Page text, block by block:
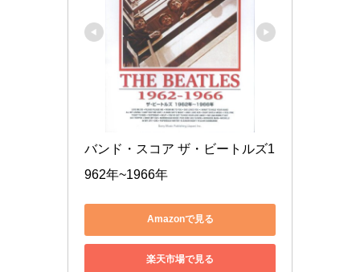
バンド・スコア ザ・ビートルズ1
962年~1966年
Amazonで見る
楽天市場で見る